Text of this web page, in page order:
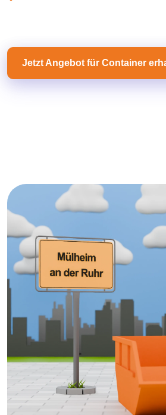
Jetzt Angebot für Container